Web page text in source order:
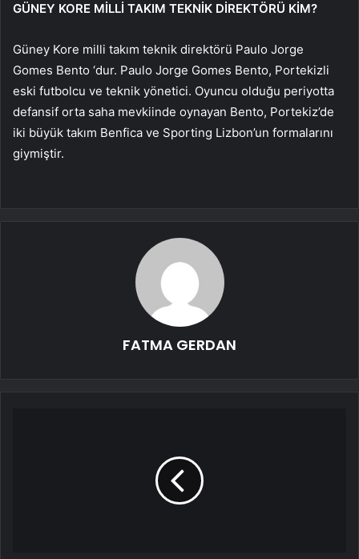
GÜNEY KORE MİLLİ TAKIM TEKNİK DİREKTÖRÜ KİM?
Güney Kore milli takım teknik direktörü Paulo Jorge
Gomes Bento ‘dur. Paulo Jorge Gomes Bento, Portekizli
eski futbolcu ve teknik yönetici. Oyuncu olduğu periyotta
defansif orta saha mevkiinde oynayan Bento, Portekiz’de
iki büyük takım Benfica ve Sporting Lizbon’un formalarını
giymiştir.
FATMA GERDAN